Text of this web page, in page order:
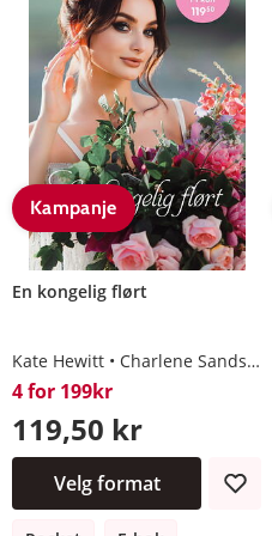
Kampanje
En kongelig flørt
Kate Hewitt Charlene Sands
4 for 199kr
119,50 kr
Velg format